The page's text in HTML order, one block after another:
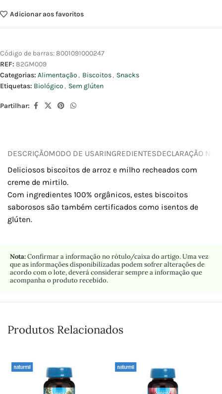
Adicionar aos favoritos
Código de barras:8001091000247
REF: 82GM009
Categorias: Alimentação , Biscoitos, Snacks
Etiquetas: Biológico , Sem glúten
Partilhar:
DESCRIÇÃOMODO DE USARINGREDIENTESDECLARAÇÃO
Deliciosos biscoitos de arroz e milho recheados com
creme de mirtilo.
Com ingredientes 100% orgânicos, estes biscoitos
saborosos são também certificados como isentos de
glúten.
Nota:Confirmar a informação no rótulo/caixa do artigo. Uma vez
que as informações disponibilizadas podem sofrer alterações de
acordo com o lote, deverá considerar sempre a informação que
acompanha o produto recebido.
Produtos Relacionados